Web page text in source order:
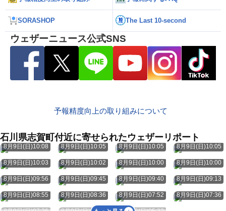
SORASHOP The Last 10-second
ウェザーニュース公式SNS
予報精度向上の取り組みについて
石川県志賀町付近に寄せられたウェザーリポート
8月9日(日)10:08 8月9日(日)10:05 8月9日(日)10:05 8月9日(日)10:05
8月9日(日)10:03 8月9日(日)10:02 8月9日(日)10:00 8月9日(日)10:00
8月9日(日)09:56 8月9日(日)09:45 8月9日(日)09:40 8月9日(日)09:13
8月9日(日)08:55 8月9日(日)08:36 8月9日(日)07:52 8月9日(日)07:36